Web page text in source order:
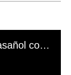
El mal momento de Yanina Gasañol con un hincha argentino en "Subrayado"